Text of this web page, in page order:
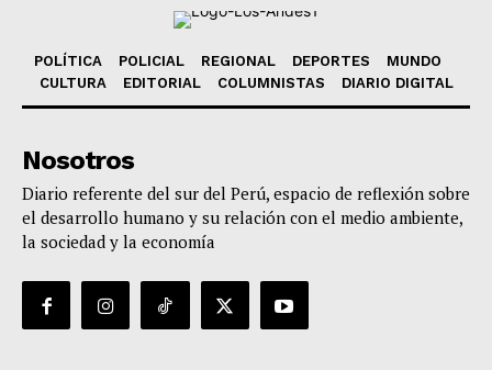
POLÍTICA POLICIAL REGIONAL DEPORTES
MUNDO
CULTURA
EDITORIAL COLUMNISTAS DIARIO DIGITAL
Nosotros
Diario referente del sur del Perú, espacio de reflexión sobre
el desarrollo humano y su relación con el medio ambiente,
la sociedad y la economía